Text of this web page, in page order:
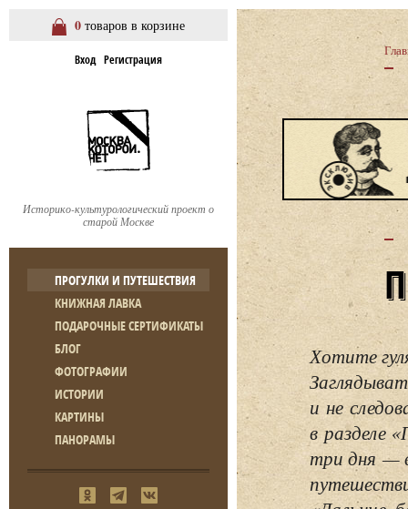
0 товаров в корзине
Вход Регистрация
Историко-культурологический проект о
старой Москве
ПРОГУЛКИ И ПУТЕШЕСТВИЯ
КНИЖНАЯ ЛАВКА
ПОДАРОЧНЫЕ СЕРТИФИКАТЫ
БЛОГ
ФОТОГРАФИИ
ИСТОРИИ
КАРТИНЫ
ПАНОРАМЫ
Хотите
и не
в разделе
три дня —